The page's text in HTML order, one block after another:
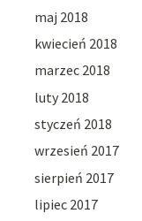
maj 2018
kwiecień 2018
marzec 2018
luty 2018
styczeń 2018
wrzesień 2017
sierpień 2017
lipiec 2017